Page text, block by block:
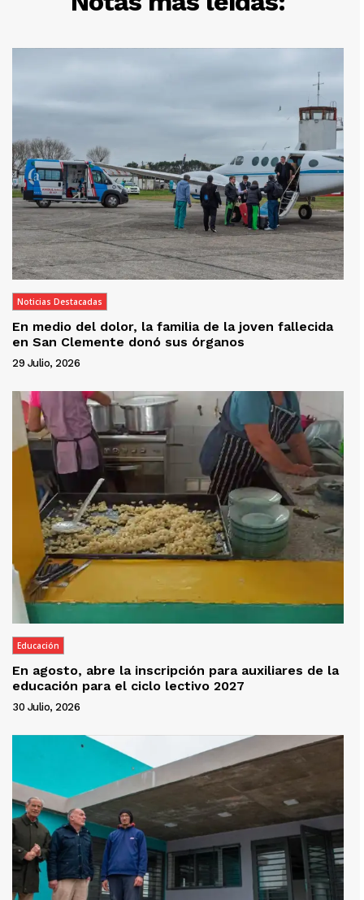
Noticias Destacadas
En medio del dolor, la familia de la joven fallecida
en San Clemente donó sus órganos
29 Julio, 2026
Educación
En agosto, abre la inscripción para auxiliares de la
educación para el ciclo lectivo 2027
30 Julio, 2026